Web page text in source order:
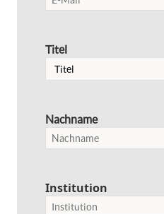
Titel
Nachname
Institution